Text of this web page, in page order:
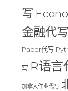
写
金融代写
Paper代写
写 R语言
加拿大作业代写